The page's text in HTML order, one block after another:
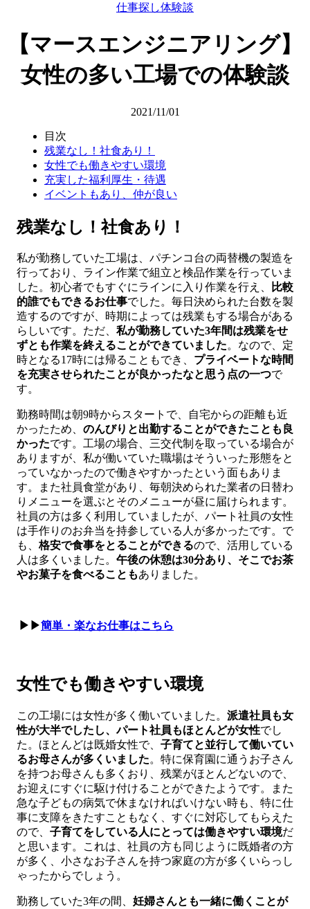
仕事探し体験談
【マースエンジニアリング】
女性の多い工場での体験談
2021/11/01
目次
残業なし！社食あり！
女性でも働きやすい環境
充実した福利厚生・待遇
イベントもあり、仲が良い
残業なし！社食あり！
私が勤務していた工場は、パチンコ台の両替機の製造を
行っており、ライン作業で組立と検品作業を行っていま
した。初心者でもすぐにラインに入り作業を行え、
比較
的誰でもできるお仕事でした。毎日決められた台数を製
造するのですが、時期によっては残業もする場合がある
らしいです。ただ、 私が勤務していた3年間は残業をせ
ずとも作業を終えることができていました。なので、定
時となる17時には帰ることもでき、 プライベートな時間
を充実させられたことが良かったなと思う点の一つで
す。
勤務時間は朝9時からスタートで、自宅からの距離も近
かったため、 のんびりと出勤することができたことも良
かったです。工場の場合、三交代制を取っている場合が
ありますが、私が働いていた職場はそういった形態をと
っていなかったので働きやすかったという面もありま
す。また社員食堂があり、毎朝決められた業者の日替わ
りメニューを選ぶとそのメニューが昼に届けられます。
社員の方は多く利用していましたが、パート社員の女性
は手作りのお弁当を持参している人が多かったです。で
も、 格安で食事をとることができるので、活用している
人は多くいました。 午後の休憩は30分あり、そこでお茶
やお菓子を食べることもありました。
▶▶簡単・楽なお仕事はこちら
女性でも働きやすい環境
この工場には女性が多く働いていました。 派遣社員も女
性が大半でしたし、パート社員もほとんどが女性でし
た。ほとんどは既婚女性で、 子育てと並行して働いてい
るお母さんが多くいました。特に保育園に通うお子さん
を持つお母さんも多くおり、残業がほとんどないので、
お迎えにすぐに駆け付けることができたようです。また
急な子どもの病気で休まなければいけない時も、特に仕
事に支障をきたすこともなく、すぐに対応してもらえた
ので、 子育てをしている人にとっては働きやすい環境だ
と思います。これは、社員の方も同じように既婚者の方
が多く、小さなお子さんを持つ家庭の方が多くいらっし
ゃったからでしょう。
勤務していた3年の間、 妊婦さんとも一緒に働くことが